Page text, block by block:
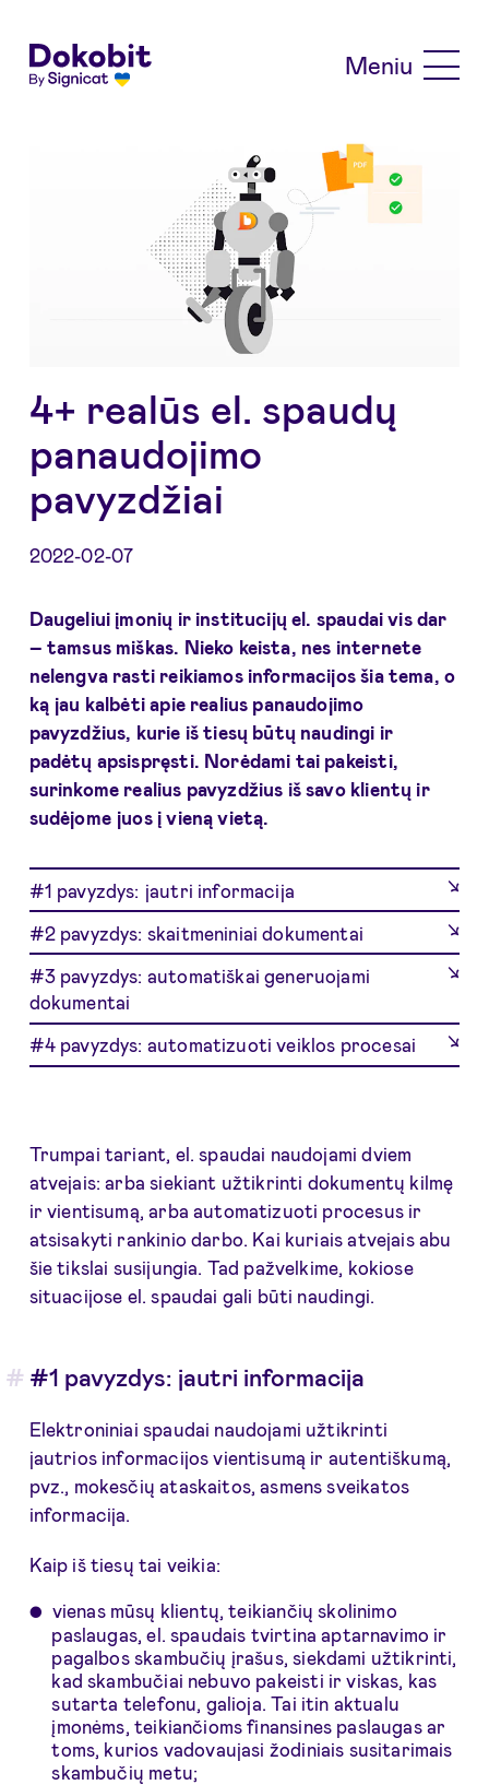
Meniu
2022-02-07
4+ realūs el. spaudų
panaudojimo
pavyzdžiai
Daugeliui įmonių ir institucijų el. spaudai vis dar
– tamsus miškas. Nieko keista, nes internete
nelengva rasti reikiamos informacijos šia tema, o
ką jau kalbėti apie realius panaudojimo
pavyzdžius, kurie iš tiesų būtų naudingi ir
padėtų apsispręsti. Norėdami tai pakeisti,
surinkome realius pavyzdžius iš savo klientų ir
sudėjome juos į vieną vietą.
#1 pavyzdys: jautri informacija
#2 pavyzdys: skaitmeniniai dokumentai
#3 pavyzdys: automatiškai generuojami
dokumentai
#4 pavyzdys: automatizuoti veiklos procesai
Trumpai tariant, el. spaudai naudojami dviem
atvejais: arba siekiant užtikrinti dokumentų kilmę
ir vientisumą, arba automatizuoti procesus ir
atsisakyti rankinio darbo. Kai kuriais atvejais abu
šie tikslai susijungia. Tad pažvelkime, kokiose
situacijose el. spaudai gali būti naudingi.
#1 pavyzdys: jautri informacija
Elektroniniai spaudai naudojami užtikrinti
jautrios informacijos vientisumą ir autentiškumą,
pvz., mokesčių ataskaitos, asmens sveikatos
informacija.
Kaip iš tiesų tai veikia:
vienas mūsų klientų, teikiančių skolinimo
paslaugas, el. spaudais tvirtina aptarnavimo ir
pagalbos skambučių įrašus, siekdami užtikrinti,
kad skambučiai nebuvo pakeisti ir viskas, kas
sutarta telefonu, galioja. Tai itin aktualu
įmonėms, teikiančioms finansines paslaugas ar
toms, kurios vadovaujasi žodiniais susitarimais
skambučių metu;